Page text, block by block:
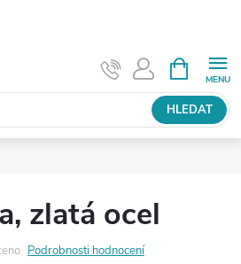
HLEDAT
NÁKUPNÍ
KOŠÍK
zlatá ocel
Podrobnosti hodnocení